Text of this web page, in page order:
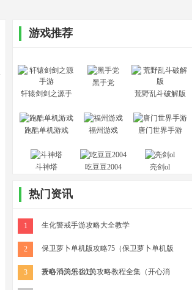
游戏推荐
轩辕剑剑之源手
黑手党
荒野乱斗破解版
跑酷单机游戏 福州游戏 唐门世界手游
斗神塔 吃豆豆2004 亮剑ol
热门资讯
1 生化警戒手游攻略大全教学
2 保卫萝卜单机版攻略75（保卫萝卜单机版
攻略75关怎么过）
3 开心消消乐101关攻略教程全集（开心消